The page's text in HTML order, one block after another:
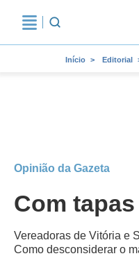
Início Editorial
Opinião da Gazeta
Com
Vereadoras de Vitória e
Como desconsiderar o